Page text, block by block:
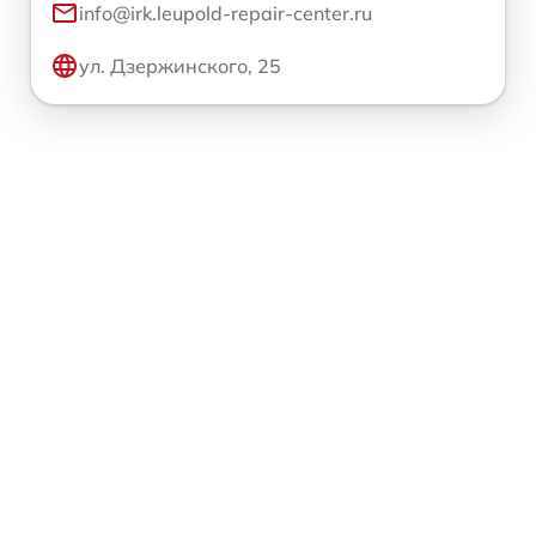
info@irk.leupold-repair-center.ru
ул. Дзержинского, 25